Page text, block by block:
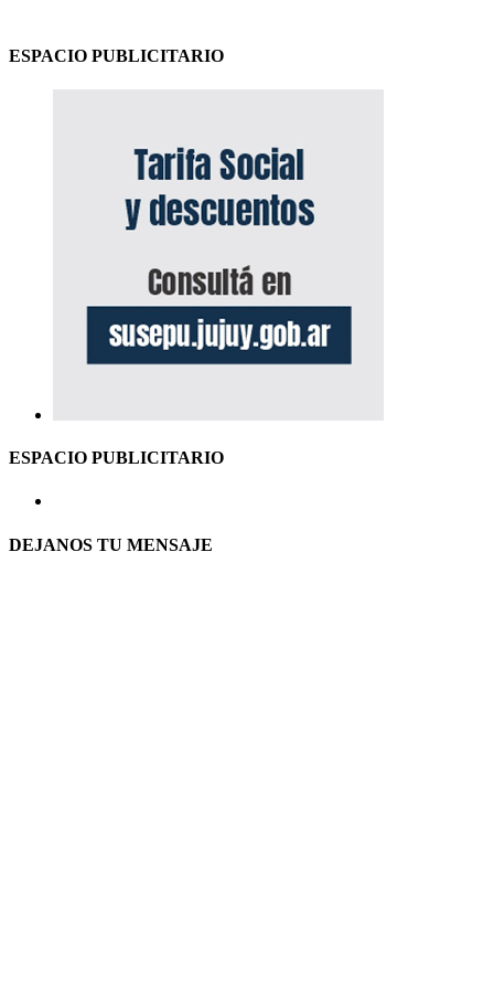
ESPACIO PUBLICITARIO
ESPACIO PUBLICITARIO
DEJANOS TU MENSAJE